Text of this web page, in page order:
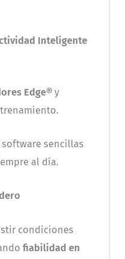
Inteligente
Edge®y
sencillas
al día.
condiciones
fiabilidad en